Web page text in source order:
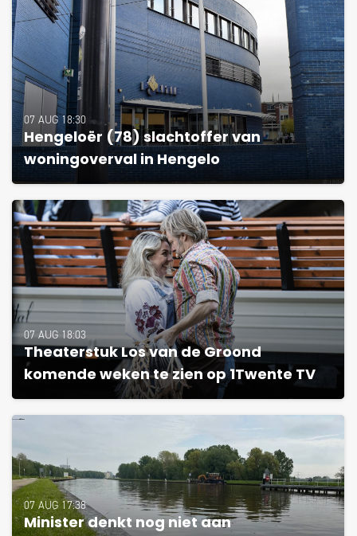
07 AUG 18:30
Hengeloër (78) slachtoffer van
woningoverval in Hengelo
07 AUG 18:03
Theaterstuk Los van de Groond
komende weken te zien op 1Twente TV
07 AUG 17:38
Minister denkt nog niet aan